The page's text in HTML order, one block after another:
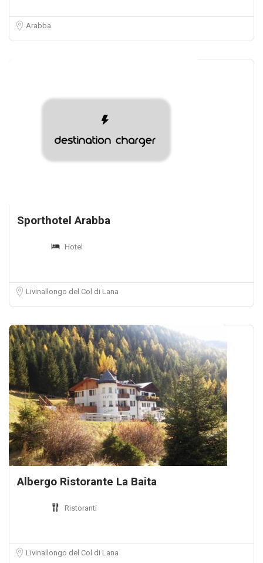
Arabba
Sporthotel Arabba
Hotel
Livinallongo del Col di Lana
Albergo Ristorante La Baita
Ristoranti
Livinallongo del Col di Lana